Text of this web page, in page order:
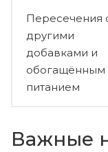
Пересечения
другими
добавками и
обогащённым
питанием
Важные